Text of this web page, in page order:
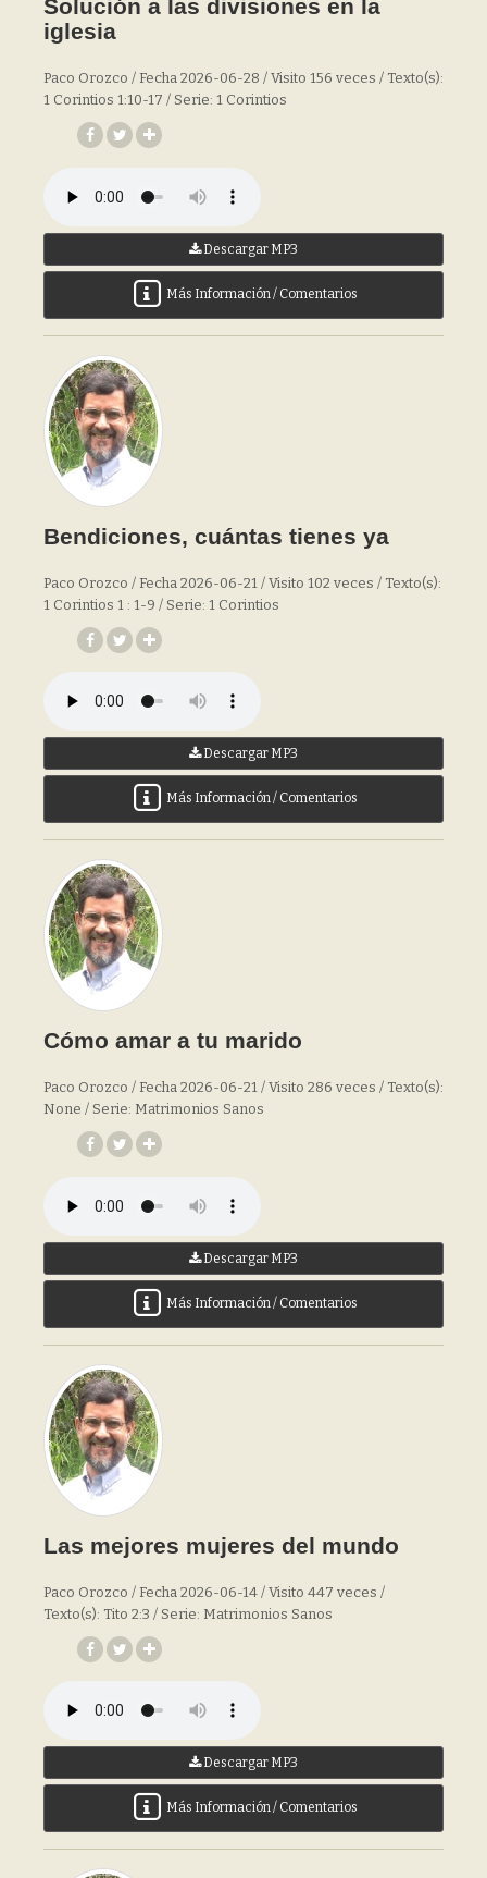
Solución a las divisiones en la
iglesia
Paco Orozco / Fecha 2026-06-28 / Visito 156 veces / Texto(s):
1 Corintios 1:10-17 / Serie: 1 Corintios
Descargar MP3
Más Información / Comentarios
Bendiciones, cuántas tienes ya
Paco Orozco / Fecha 2026-06-21 / Visito 102 veces / Texto(s):
1 Corintios 1 : 1-9 / Serie: 1 Corintios
Descargar MP3
Más Información / Comentarios
Cómo amar a tu marido
Paco Orozco / Fecha 2026-06-21 / Visito 286 veces / Texto(s):
None / Serie: Matrimonios Sanos
Descargar MP3
Más Información / Comentarios
Las mejores mujeres del mundo
Paco Orozco / Fecha 2026-06-14 / Visito 447 veces /
Texto(s): Tito 2:3 / Serie: Matrimonios Sanos
Descargar MP3
Más Información / Comentarios